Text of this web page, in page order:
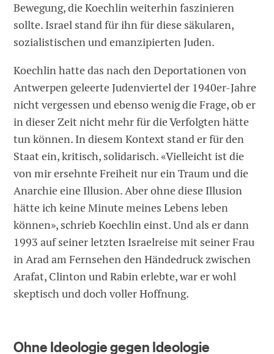
Bewegung, die Koechlin weiterhin ­faszinieren
sollte. Israel stand für ihn für diese säkularen,
sozialistischen und emanzipierten Juden.
Koechlin hatte das nach den Deportationen von
Antwerpen geleerte Judenviertel der 1940er-Jahre
nicht vergessen und ebenso wenig die Frage, ob er
in dieser Zeit nicht mehr für die Verfolgten ­hätte
tun können. In diesem Kontext stand er für den
Staat ein, kritisch, solidarisch. «Vielleicht ist die
von mir ersehnte Freiheit nur ein Traum und die
Anarchie eine Illusion. Aber ohne diese Illusion
hätte ich keine Minute meines Lebens leben
können», schrieb Koechlin einst. Und als er dann
1993 auf seiner letzten Israelreise mit seiner Frau
in Arad am Fernsehen den Händedruck zwischen
Arafat, Clinton und Rabin erlebte, war er wohl
skeptisch und doch voller Hoffnung.
Ohne Ideologie gegen Ideologie